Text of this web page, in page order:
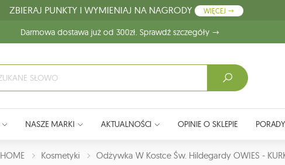
ZBIERAJ PUNKTY I WYMIENIAJ NA NAGRODY WIĘCEJ
Darmowa dostawa już od 300zł. Sprawdź szczegóły
NASZE MARKI AKTUALNOŚCI OPINIE O SKLEPIE PORADY
HOME Kosmetyki Odżywka W Kostce Św. Hildegardy OWIES -